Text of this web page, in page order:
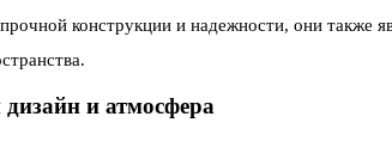
конструкции и надежности, они также
и атмосфера